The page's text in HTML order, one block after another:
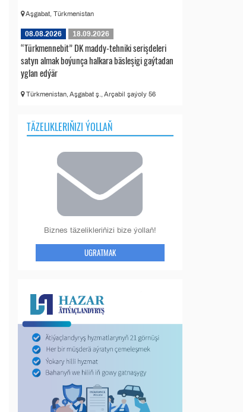
Aşgabat, Türkmenistan
08.08.2026 18.09.2026
“Türkmennebit” DK maddy-tehniki serişdeleri
satyn almak boýunça halkara bäsleşigi gaýtadan
yglan edýär
Türkmenistan, Aşgabat ş., Arçabil şaýoly 56
TÄZELIKLERIŇIZI ÝOLLAŇ
Biznes täzelikleriňizi bize ýollaň!
UGRATMAK